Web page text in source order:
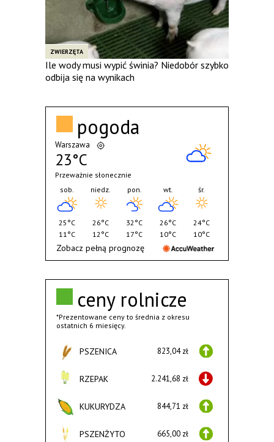
ZWIERZĘTA
Ile wody musi wypić świnia? Niedobór szybko
odbija się na wynikach
ceny rolnicze
*Prezentowane ceny to średnia z okresu
ostatnich 6 miesięcy.
PSZENICA 823,04 zł
RZEPAK 2.241,68 zł
KUKURYDZA 844,71 zł
PSZENŻYTO 665,00 zł
pogoda
Warszawa
23°C
Przeważnie słonecznie
sob.
25°C
11°C
niedz.
26°C
12°C
pon.
32°C
17°C
wt.
26°C
10°C
śr.
24°C
10°C
Zobacz pełną prognozę